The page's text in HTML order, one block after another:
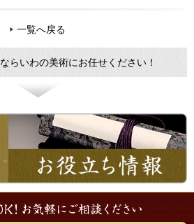
一覧へ戻る
ならいわの美術にお任せください！